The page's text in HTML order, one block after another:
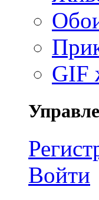
GIF
Войти